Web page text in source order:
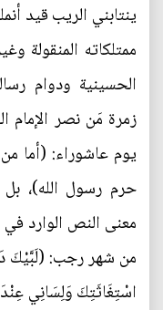
ينتابني الريب قيد
ممتلكاته المنقولة
الحسينية ودوام
زمرة مَن نصر الإمام
يوم عاشوراء: (أما
حرم رسول الله)،
معنى النص الوارد
من شهر رجب: (لَبَّيْكَ
اسْتِغَاثَتِكَ وَلِسَانِي